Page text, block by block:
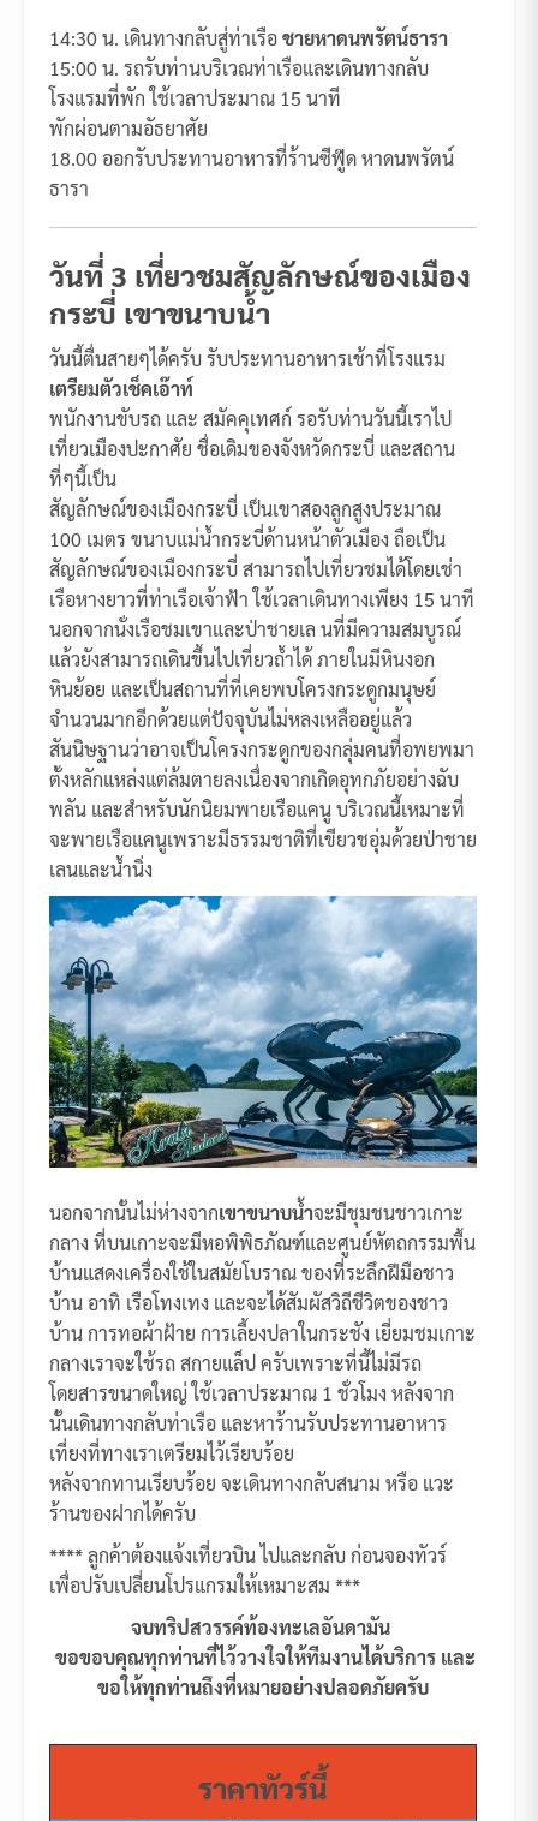
14:30 น. เดินทางกลับสู่ท่าเรือชายหาดนพรัตน์ธารา
15:00 น. รถรับท่านบริเวณท่าเรือและเดินทางกลับ
โรงแรมที่พัก ใช้เวลาประมาณ 15 นาที
พักผ่อนตามอัธยาศัย
18.00 ออกรับประทานอาหารที่ร้านซีฟู๊ด หาดนพรัตน์
ธารา
วันที่ 3 เที่ยวชมสัญลักษณ์ของเมือง
กระบี่ เขาขนาบน้ำ
วันนี้ตื่นสายๆได้ครับ รับประทานอาหารเช้าที่โรงแรม
เตรียมตัวเช็คเอ๊าท์
พนักงานขับรถ และ สมัคคุเทศก์ รอรับท่านวันนี้เราไป
เที่ยวเมืองปะกาศัย ชื่อเดิมของจังหวัดกระบี่ และสถาน
ที่ๆนี้เป็น
สัญลักษณ์ของเมืองกระบี่ เป็นเขาสองลูกสูงประมาณ
100 เมตร ขนาบแม่น้ำกระบี่ด้านหน้าตัวเมือง ถือเป็น
สัญลักษณ์ของเมืองกระบี่ สามารถไปเที่ยวชมได้โดยเช่า
เรือหางยาวที่ท่าเรือเจ้าฟ้า ใช้เวลาเดินทางเพียง 15 นาที
นอกจากนั่งเรือชมเขาและป่าชายเล นที่มีความสมบูรณ์
แล้วยังสามารถเดินขึ้นไปเที่ยวถ้ำได้ ภายในมีหินงอก
หินย้อย และเป็นสถานที่ที่เคยพบโครงกระดูกมนุษย์
จำนวนมากอีกด้วยแต่ปัจจุบันไม่หลงเหลืออยู่แล้ว
สันนิษฐานว่าอาจเป็นโครงกระดูกของกลุ่มคนที่อพยพมา
ตั้งหลักแหล่งแต่ล้มตายลงเนื่องจากเกิดอุทกภัยอย่างฉับ
พลัน และสำหรับนักนิยมพายเรือแคนู บริเวณนี้เหมาะที่
จะพายเรือแคนูเพราะมีธรรมชาติที่เขียวชอุ่มด้วยป่าชาย
เลนและน้ำนิ่ง
นอกจากนั้นไม่ห่างจากเขาขนาบน้ำจะมีชุมชนชาวเกาะ
กลาง ที่บนเกาะจะมีหอพิพิธภัณฑ์และศูนย์หัตถกรรมพื้น
บ้านแสดงเครื่องใช้ในสมัยโบราณ ของที่ระลึกฝีมือชาว
บ้าน อาทิ เรือโทงเทง และจะได้สัมผัสวิถีชีวิตของชาว
บ้าน การทอผ้าฝ้าย การเลี้ยงปลาในกระชัง เยี่ยมชมเกาะ
กลางเราจะใช้รถ สกายแล็ป ครับเพราะที่นี้ไม่มีรถ
โดยสารขนาดใหญ่ ใช้เวลาประมาณ 1 ชั่วโมง หลังจาก
นั้นเดินทางกลับท่าเรือ และหาร้านรับประทานอาหาร
เที่ยงที่ทางเราเตรียมไว้เรียบร้อย
หลังจากทานเรียบร้อย จะเดินทางกลับสนาม หรือ แวะ
ร้านของฝากได้ครับ
**** ลูกค้าต้องแจ้งเที่ยวบิน ไปและกลับ ก่อนจองทัวร์
เพื่อปรับเปลี่ยนโปรแกรมให้เหมาะสม ***
จบทริปสวรรค์ท้องทะเลอันดามัน
ขอขอบคุณทุกท่านที่ไว้วางใจให้ทีมงานได้บริการ และ
ขอให้ทุกท่านถึงที่หมายอย่างปลอดภัยครับ
ราคาทัวร์นี้